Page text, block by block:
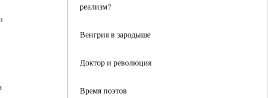
реализм?
Венгрия в зародыше
Доктор и революция
Время поэтов